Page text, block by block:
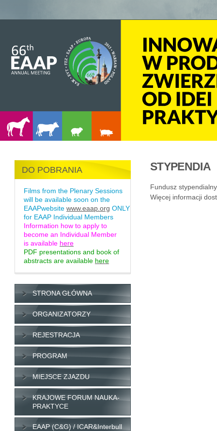
DO POBRANIA
Films from the Plenary Sessions
will be available soon on the
EAAPwebsite www.eaap.org ONLY
for EAAP Individual Members
Information how to apply to
become an Individual Member
is available here
PDF presentations and book of
abstracts are available here
STRONA GŁÓWNA
ORGANIZATORZY
REJESTRACJA
PROGRAM
MIEJSCE ZJAZDU
KRAJOWE FORUM NAUKA-
PRAKTYCE
EAAP (C&G) / ICAR&Interbull
STYPENDIA
Fundusz
Więcej informacji